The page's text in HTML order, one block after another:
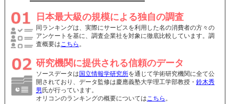
日本最大級の規模による独自の調査
同ランキングは、実際にサービスを利用した名の消費者の方々の
アンケートを基に、調査企業社を対象に徹底比較しています。調
査概要はこちら 。
研究機関に提供される信頼のデータ
ソースデータは 国立情報学研究所を通じて学術研究機関に全て公
開されており、データ監修は慶應義塾大学理工学部教授・ 鈴木秀
男 氏が行っています。
オリコンのランキングの概要についてはこちら 。